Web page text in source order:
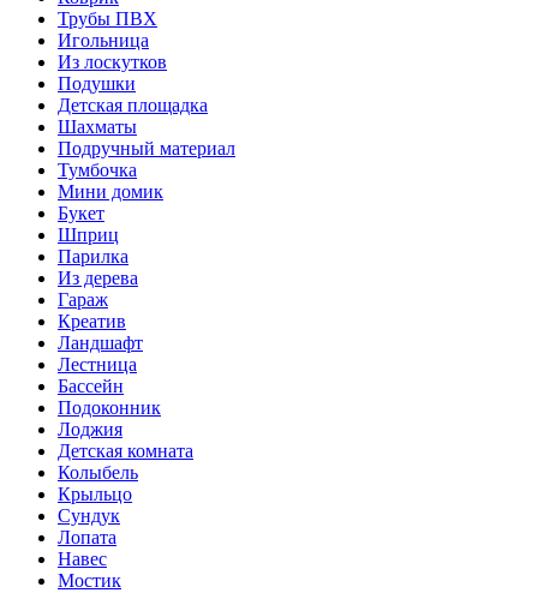
Трубы ПВХ
Игольница
Из лоскутков
Подушки
Детская площадка
Шахматы
Подручный материал
Тумбочка
Мини домик
Букет
Шприц
Парилка
Из дерева
Гараж
Креатив
Ландшафт
Лестница
Бассейн
Подоконник
Лоджия
Детская комната
Колыбель
Крыльцо
Сундук
Лопата
Навес
Мостик